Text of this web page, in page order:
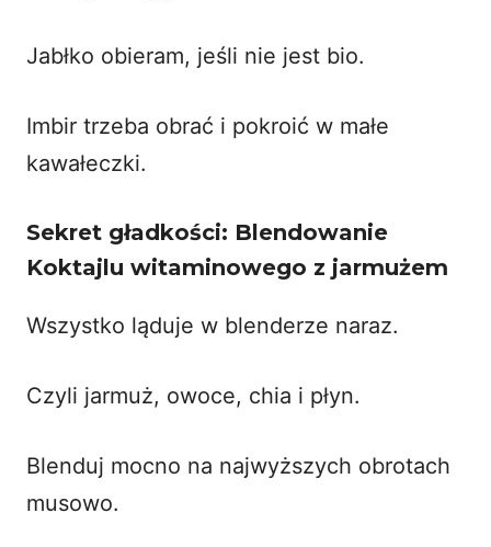
Jabłko obieram, jeśli nie jest bio.
Imbir trzeba obrać i pokroić w małe
kawałeczki.
Sekret gładkości: Blendowanie
Koktajlu witaminowego z jarmużem
Wszystko ląduje w blenderze naraz.
Czyli jarmuż, owoce, chia i płyn.
Blenduj mocno na najwyższych obrotach
musowo.